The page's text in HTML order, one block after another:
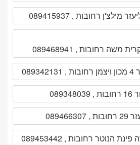
מילצ'ן רחובות , 089415937
הנוטר רחובות , 089453442